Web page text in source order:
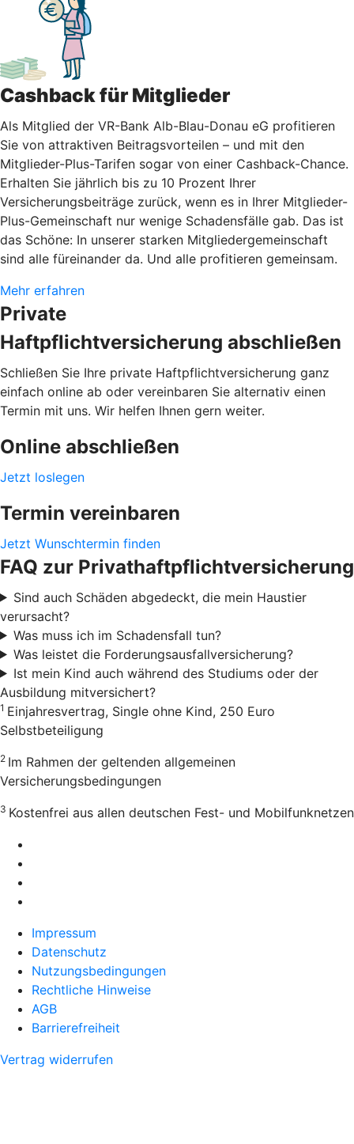
Cashback für Mitglieder
Als Mitglied der VR-Bank Alb-Blau-Donau eG profitieren
Sie von attraktiven Beitragsvorteilen – und mit den
Mitglieder-Plus-Tarifen sogar von einer Cashback-Chance.
Erhalten Sie jährlich bis zu 10 Prozent Ihrer
Versicherungsbeiträge zurück, wenn es in Ihrer Mitglieder-
Plus-Gemeinschaft nur wenige Schadensfälle gab. Das ist
das Schöne: In unserer starken Mitgliedergemeinschaft
sind alle füreinander da. Und alle profitieren gemeinsam.
Mehr erfahren
Private
Haftpflichtversicherung abschließen
Schließen Sie Ihre private Haftpflichtversicherung ganz
einfach online ab oder vereinbaren Sie alternativ einen
Termin mit uns. Wir helfen Ihnen gern weiter.
Online abschließen
Jetzt loslegen
Termin vereinbaren
Jetzt Wunschtermin finden
FAQ zur Privathaftpflichtversicherung
Sind auch Schäden abgedeckt, die mein Haustier
verursacht?
Was muss ich im Schadensfall tun?
Was leistet die Forderungsausfallversicherung?
Ist mein Kind auch während des Studiums oder der
Ausbildung mitversichert?
1 Einjahresvertrag, Single ohne Kind, 250 Euro
Selbstbeteiligung
2 Im Rahmen der geltenden allgemeinen
Versicherungsbedingungen
3 Kostenfrei aus allen deutschen Fest- und Mobilfunknetzen
Impressum
Datenschutz
Nutzungsbedingungen
Rechtliche Hinweise
AGB
Barrierefreiheit
Vertrag widerrufen